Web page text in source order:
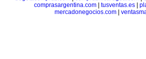
comprasargentina.com| tusventas.es|
mercadonegocios.com|